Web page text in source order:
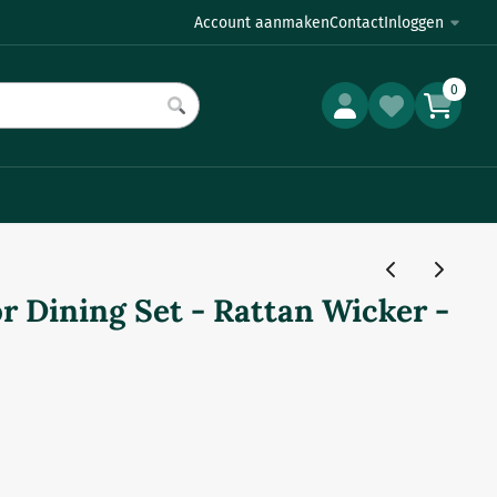
Account aanmakenContactInloggen
0
Dining Set - Rattan Wicker -